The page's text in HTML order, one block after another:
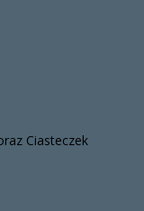
Ciasteczek